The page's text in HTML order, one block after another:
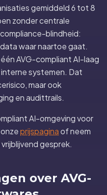
gemiddeld 6 tot 8
zonder centrale
blindheid:
waar naartoe gaat.
AVG-compliant AI-laag
interne systemen. Dat
maar ook
en audittrails.
AI-omgeving voor
prijspaginaof neem
gesprek.
over AVG-